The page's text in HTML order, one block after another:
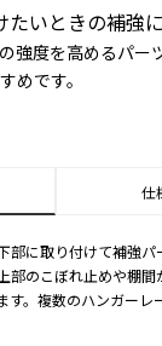
たいときの補強に
強度を高めるパー
めです。
仕
部に取り付けて補強パ
部のこぼれ止めや棚間
す。複数のハンガーレ